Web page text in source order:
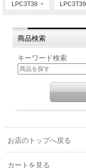
LPC3T38 LPC3T39
商品検索
キーワード検索
お店のトップへ戻る
カートを見る